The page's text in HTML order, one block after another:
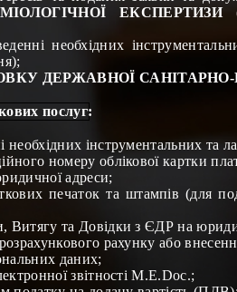
необхідних
ДЕРЖАВНОЇ
послуг:
необхідних інструментальних та
номеру облікової картки
адреси;
печаток та штампів (для
Витягу та Довідки з ЄДР на
рахунку або
даних;
звітності М.Е.Doc.;